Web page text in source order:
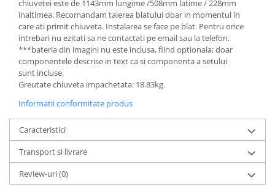
chiuvetei este de 1143mm lungime /508mm latime / 228mm
inaltimea. Recomandam taierea blatului doar in momentul in
care ati primit chiuveta. Instalarea se face pe blat. Pentru orice
intrebari nu ezitati sa ne contactati pe email sau la telefon.
***bateria din imagini nu este inclusa, fiind optionala; doar
componentele descrise in text ca si componenta a setului
sunt incluse.
Greutate chiuveta impachetata: 18.83kg.
Informatii conformitate produs
Caracteristici
Transport si livrare
Review-uri(0)